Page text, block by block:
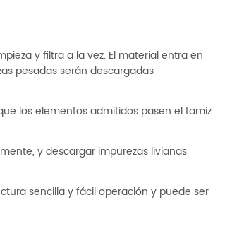
y filtra a la vez. El material entra en
pesadas serán descargadas
los elementos admitidos pasen el tamiz
y descargar impurezas livianas
sencilla y fácil operación y puede ser